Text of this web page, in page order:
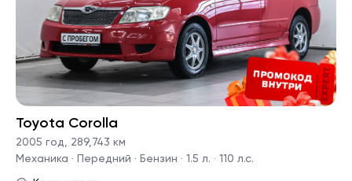
Toyota Corolla
2005 год, 289,743 км
Механика · Передний · Бензин · 1.5 л. · 110 л.с.